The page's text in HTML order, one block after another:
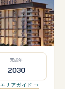
完成年
2030
エリアガイド →